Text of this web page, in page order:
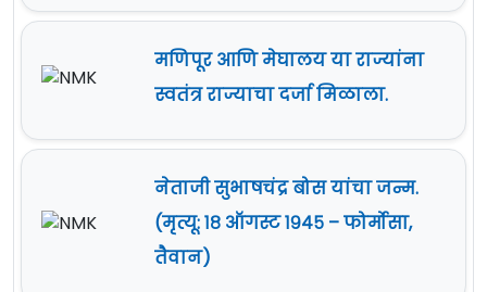
मणिपूर आणि मेघालय या राज्यांना
स्वतंत्र राज्याचा दर्जा मिळाला.
नेताजी सुभाषचंद्र बोस यांचा जन्म.
(मृत्यू: १८ ऑगस्ट १९४५ – फोर्मोसा,
तैवान)